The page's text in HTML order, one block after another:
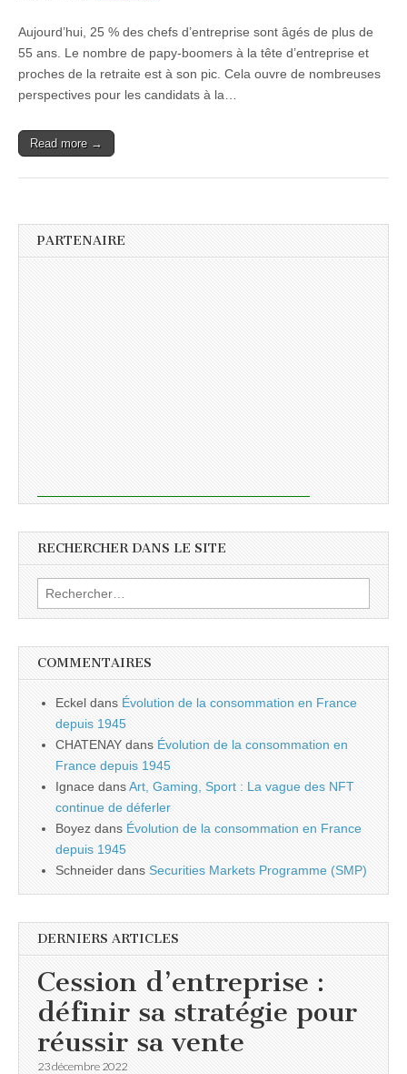
Aujourd’hui, 25 % des chefs d’entreprise sont âgés de plus de
55 ans. Le nombre de papy-boomers à la tête d’entreprise et
proches de la retraite est à son pic. Cela ouvre de nombreuses
perspectives pour les candidats à la…
Read more →
PARTENAIRE
RECHERCHER DANS LE SITE
Rechercher :
COMMENTAIRES
Eckel dans Évolution de la consommation en France
depuis 1945
CHATENAY dans Évolution de la consommation en
France depuis 1945
Ignace dansArt, Gaming, Sport : La vague des NFT
continue de déferler
Boyez dans Évolution de la consommation en France
depuis 1945
Schneider dans Securities Markets Programme (SMP)
DERNIERS ARTICLES
Cession d’entreprise :
définir sa stratégie pour
réussir sa vente
23 décembre 2022